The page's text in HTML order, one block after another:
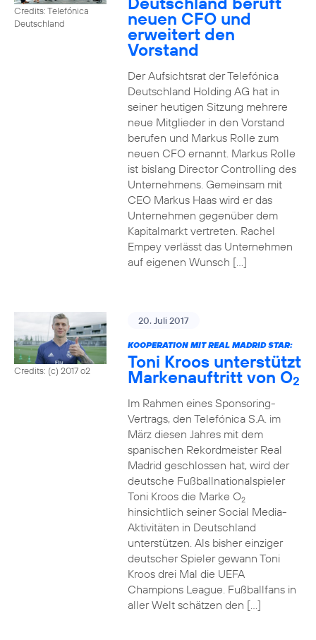
Credits: Telefónica
Deutschland
neuen CFO und
erweitert den
Vorstand
Der Aufsichtsrat der Telefónica
Deutschland Holding AG hat in
seiner heutigen Sitzung mehrere
neue Mitglieder in den Vorstand
berufen und Markus Rolle zum
neuen CFO ernannt. Markus Rolle
ist bislang Director Controlling des
Unternehmens. Gemeinsam mit
CEO Markus Haas wird er das
Unternehmen gegenüber dem
Kapitalmarkt vertreten. Rachel
Empey verlässt das Unternehmen
auf eigenen Wunsch […]
Credits: (c) 2017 o2
20. Juli 2017
KOOPERATION MIT REAL MADRID STAR:
Toni Kroos unterstützt
Markenauftritt von O2
Im Rahmen eines Sponsoring-
Vertrags, den Telefónica S.A. im
März diesen Jahres mit dem
spanischen Rekordmeister Real
Madrid geschlossen hat, wird der
deutsche Fußballnationalspieler
Toni Kroos die Marke O2
hinsichtlich seiner Social Media-
Aktivitäten in Deutschland
unterstützen. Als bisher einziger
deutscher Spieler gewann Toni
Kroos drei Mal die UEFA
Champions League. Fußballfans in
aller Welt schätzen den […]